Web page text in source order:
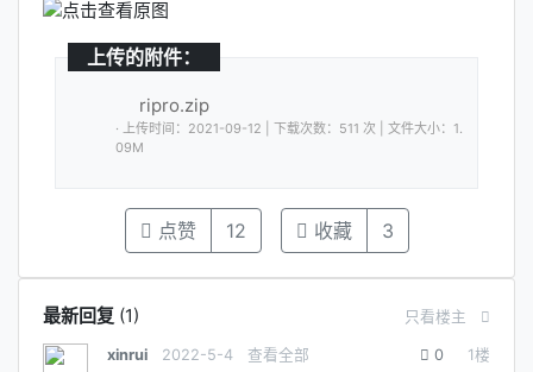
上传的附件：
ripro.zip
· 上传时间：2021-09-12 | 下载次数：511 次 | 文件大小：1.
09M
点赞 12 收藏 3
最新回复 (1) 只看楼主
xinrui 2022-5-4 查看全部 0 1楼